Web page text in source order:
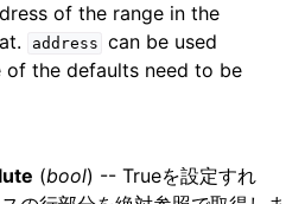
of the range in the
address can be used
of the defaults need to be
(bool) -- Trueを設定すれ